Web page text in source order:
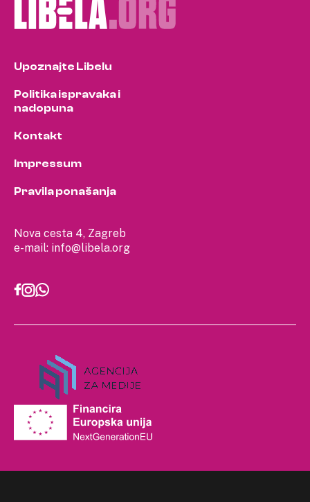
Nova cesta 4, Zagreb
e-mail: info@libela.org
Upoznajte Libelu
Politika ispravaka i
nadopuna
Kontakt
Impressum
Pravila ponašanja